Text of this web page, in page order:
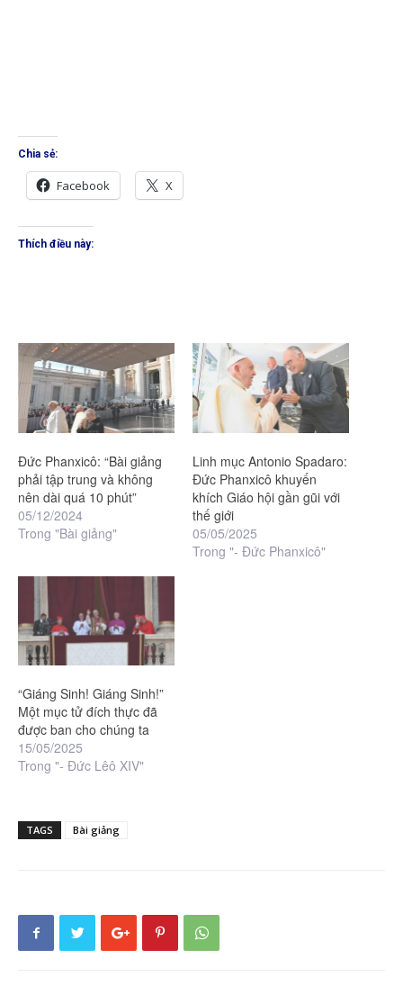
Chia sẻ:
Facebook X
Thích điều này:
Đức Phanxicô: “Bài giảng
phải tập trung và không
nên dài quá 10 phút”
05/12/2024
Trong "Bài giảng"
Linh mục Antonio Spadaro:
Đức Phanxicô khuyến
khích Giáo hội gần gũi với
thế giới
05/05/2025
Trong "- Đức Phanxicô"
“Giáng Sinh! Giáng Sinh!”
Một mục tử đích thực đã
được ban cho chúng ta
15/05/2025
Trong "- Đức Lêô XIV"
TAGS Bài giảng